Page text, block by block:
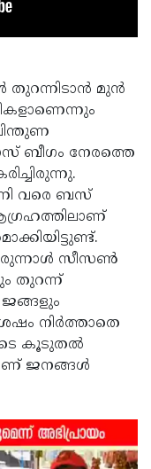
തുറന്നിടാൻ മുൻ
ബീഗം നേരത്തെ
വരെ ബസ്
സീസൺ
തുറന്ന്
ജങ്ങളും
നിർത്താതെ
കൂടുതൽ
ജനങ്ങൾ